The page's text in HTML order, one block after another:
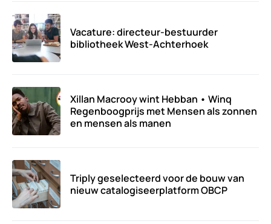
Vacature: directeur-bestuurder
bibliotheek West-Achterhoek
Xillan Macrooy wint Hebban • Winq
Regenboogprijs met Mensen als zonnen
en mensen als manen
Triply geselecteerd voor de bouw van
nieuw catalogiseerplatform OBCP